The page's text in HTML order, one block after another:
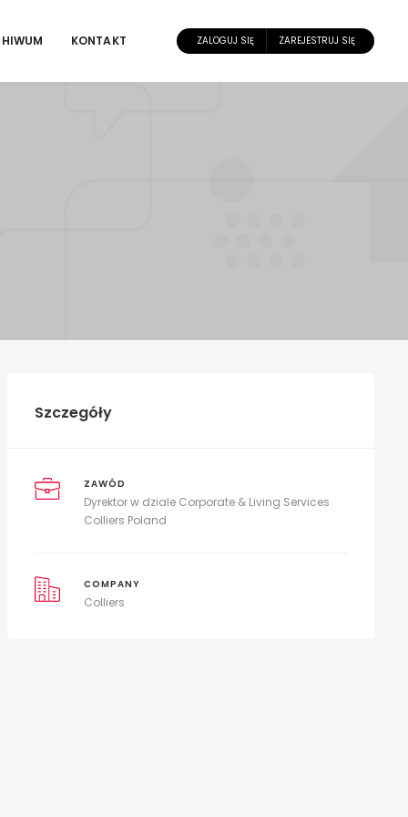
KONTAKT ZALOGUJ SIĘ ZAREJESTRUJ SIĘ
Szczegóły
ZAWÓD
Dyrektor w dziale Corporate & Living Services
Colliers Poland
COMPANY
Colliers